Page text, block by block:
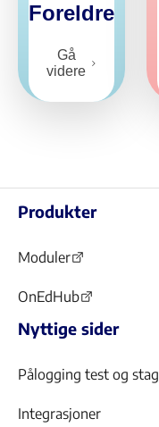
Foreldre
Gå
videre
Produkter
Moduler
(Åpnes
i
fane)
OnEdHub
(Åpnes
i
fane)
Nyttige sider
Pålogging test og
Integrasjoner